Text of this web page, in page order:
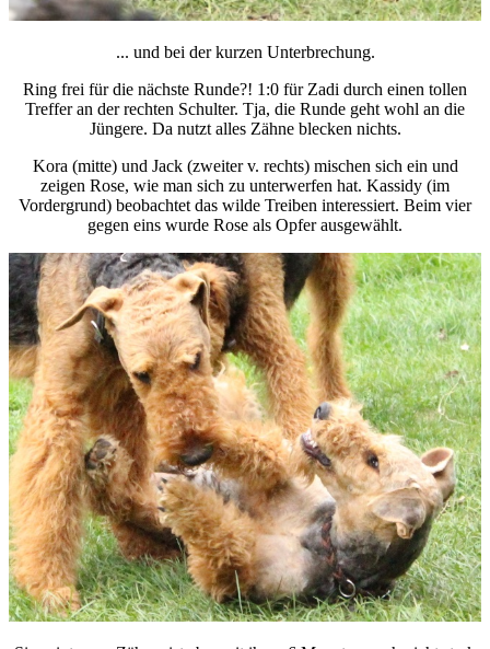
... und bei der kurzen Unterbrechung.
Ring frei für die nächste Runde?! 1:0 für Zadi durch einen tollen
Treffer an der rechten Schulter. Tja, die Runde geht wohl an die
Jüngere. Da nutzt alles Zähne blecken nichts.
Kora (mitte) und Jack (zweiter v. rechts) mischen sich ein und
zeigen Rose, wie man sich zu unterwerfen hat. Kassidy (im
Vordergrund) beobachtet das wilde Treiben interessiert. Beim vier
gegen eins wurde Rose als Opfer ausgewählt.